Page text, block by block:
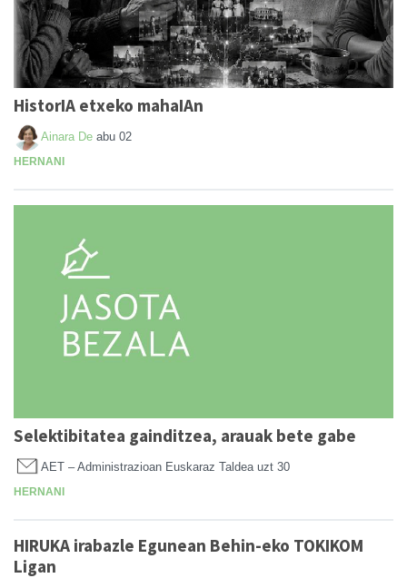
HistorIA etxeko mahaIAn
Ainara De abu 02
HERNANI
Selektibitatea gainditzea, arauak bete gabe
AET – Administrazioan Euskaraz Taldea uzt 30
HERNANI
HIRUKA irabazle Egunean Behin-eko TOKIKOM
Ligan